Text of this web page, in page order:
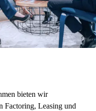
bieten wir
Factoring, Leasing und